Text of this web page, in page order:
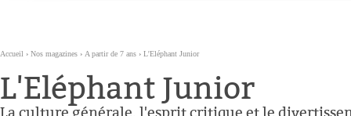
Accueil › Nos magazines › A partir de 7 ans › L'Eléphant Junior
L'Eléphant Junior